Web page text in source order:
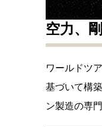
空力、
ワールドツ
基づいて構
ン製造の専